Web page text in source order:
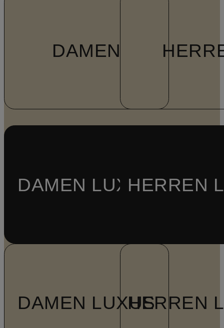
DAMEN
DAMEN LUXUS
DAMEN LUXUS
HERREN
HERREN